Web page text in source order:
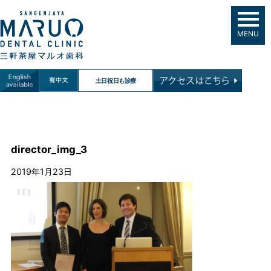
MENU
土日祝日も診療
director_img_3
2019年1月23日